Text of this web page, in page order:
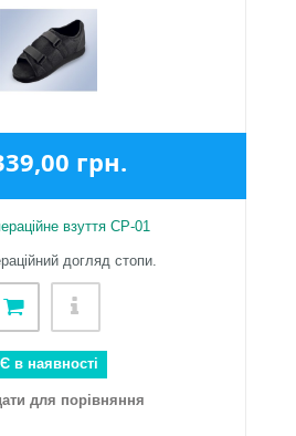
грн.
взуття CP-01
догляд стопи.
Є в наявності
для порівняння